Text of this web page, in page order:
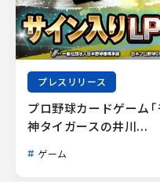
プレスリリース
プロ野球カードゲーム
神タイガースの井川...
ゲーム